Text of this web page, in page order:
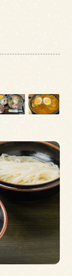
あり
ット決済対応
ー
アン・フレン